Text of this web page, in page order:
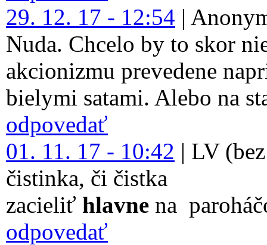
29. 12. 17 - 12:54 |
Nuda. Chcelo by to skor
akcionizmu prevedene
bielymi satami. Alebo na
odpovedať
01. 11. 17 - 10:42 | LV
čistinka, či čistka
zacieliť hlavne na
odpovedať